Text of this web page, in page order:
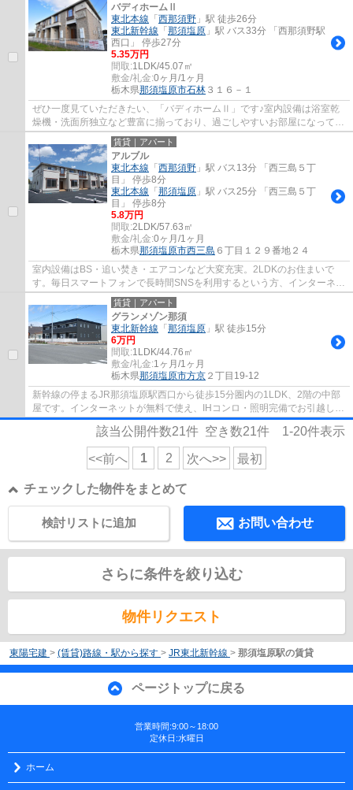
バディホームⅡ
東北本線 「 西那須野 」駅 徒歩26分
東北新幹線 「 那須塩原 」駅 バス33分 「西那須野駅
西口」 停歩27分
5.35万円
間取:1LDK/45.07㎡
敷金/礼金:0ヶ月/1ヶ月
栃木県那須塩原市石林 ３１６－１
ぜひ一度見ていただきたい、「バディホームⅡ」です♪室内設備は浴室乾
燥機・洗面所独立など豊富に揃っており、過ごしやすいお部屋になってお
ります♪来客が一目でわかるTVインターホン付...
賃貸｜アパート
アルブル
東北本線 「 西那須野 」駅 バス13分 「西三島５丁
目」 停歩8分
東北本線 「 那須塩原 」駅 バス25分 「西三島５丁
目」 停歩8分
5.8万円
間取:2LDK/57.63㎡
敷金/礼金:0ヶ月/1ヶ月
栃木県那須塩原市西三島 ６丁目１２９番地２４
室内設備はBS・追い焚き・エアコンなど大変充実。2LDKのお住まいで
す。毎日スマートフォンで長時間SNSを利用するという方、インターネッ
ト無料なので通信容量を気にすることなくインタ...
賃貸｜アパート
グランメゾン那須
東北新幹線 「 那須塩原 」駅 徒歩15分
6万円
間取:1LDK/44.76㎡
敷金/礼金:1ヶ月/1ヶ月
栃木県那須塩原市方京 ２丁目19-12
新幹線の停まるJR那須塩原駅西口から徒歩15分圏内の1LDK、2階の中部
屋です。インターネットが無料で使え、IHコンロ・照明完備でお引越しの
費用がおさえられます。是非お問合せください。
該当公開件数21件 空き数21件 1-20件表示
<<前へ 1 2 次へ>> 最初
チェックした物件をまとめて
お問い合わせ
検討リストに追加
さらに条件を絞り込む
物件リクエスト
東陽宅建 > (賃貸)路線・駅から探す > JR東北新幹線 > 那須塩原駅の賃貸
ページトップに戻る
営業時間:9:00～18:00
定休日:水曜日
ホーム